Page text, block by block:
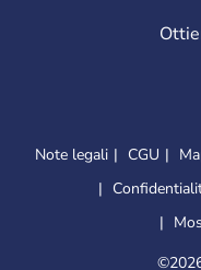
Note legali CGU
©